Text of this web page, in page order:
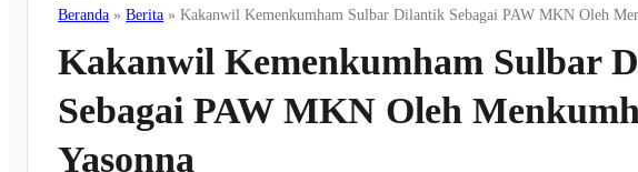
Beranda »Berita »Kakanwil Kemenkumham Sulbar Dilantik Sebagai PAW MKN Oleh
Kakanwil Kemenkumham Sulbar
Sebagai PAW MKN Oleh
Yasonna